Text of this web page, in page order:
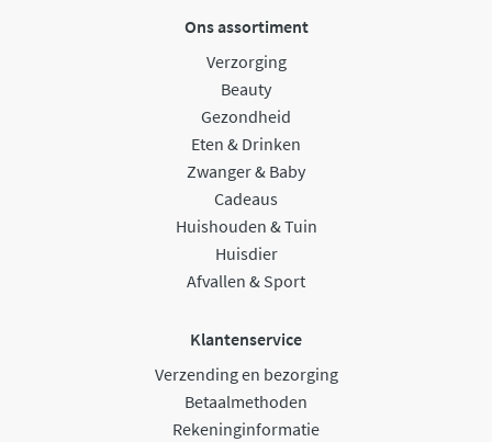
Ons assortiment
Verzorging
Beauty
Gezondheid
Eten & Drinken
Zwanger & Baby
Cadeaus
Huishouden & Tuin
Huisdier
Afvallen & Sport
Klantenservice
Verzending en bezorging
Betaalmethoden
Rekeninginformatie